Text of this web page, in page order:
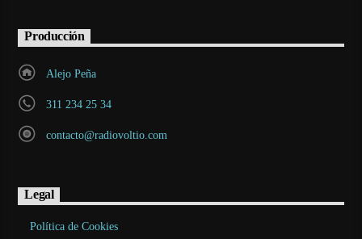
Producción
Alejo Peña
311 234 25 34
contacto@radiovoltio.com
Legal
Política de Cookies